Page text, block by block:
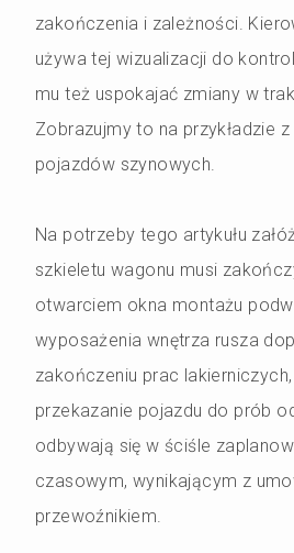
zakończenia i zależności.
używa tej wizualizacji do
mu też uspokajać zmiany w
Zobrazujmy to na przykładzie
pojazdów szynowych.
Na potrzeby tego artykułu
szkieletu wagonu musi
otwarciem okna montażu
wyposażenia wnętrza rusza
zakończeniu prac
przekazanie pojazdu do prób
odbywają się w ściśle
czasowym, wynikającym z
przewoźnikiem.